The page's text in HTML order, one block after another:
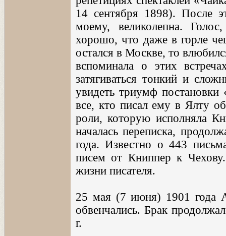
14 сентября 1898). После
моему, великолепна.
хорошо, что даже в горле
остался в Москве, то
вспоминала о этих
затягиваться тонкий и
увидеть триумф
все, кто писал ему в Ялту
роли, которую исполняла
началась переписка,
года. Известно о 443
писем от Книппер к
жизни писателя.
25 мая (7 июня) 1901 года
обвенчались. Брак
г.